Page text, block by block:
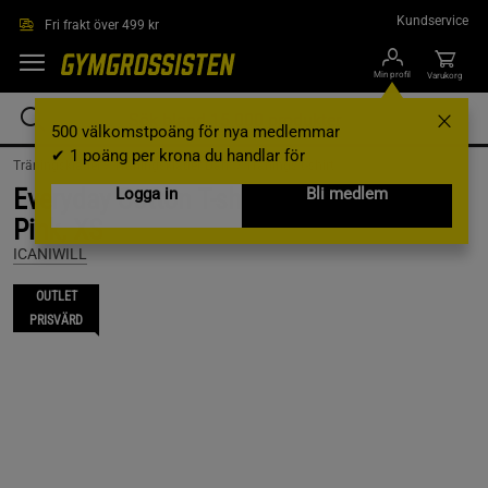
Fri frakt över 499 kr Kundservice
Min profil
500 välkomstpoäng för nya medlemmar
✔ 1 poäng per krona du handlar för
Logga in
Bli medlem
Varukorg
Träningskläder / Träningskläder Dam /Tränings t-shirt
Everyday Cotton T-shirt Print, Lavender
Pink, XS
ICANIWILL
OUTLET
PRISVÄRD